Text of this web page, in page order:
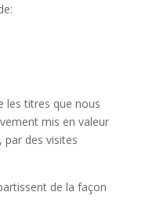
les titres que nous
mis en valeur
par des visites
de la façon